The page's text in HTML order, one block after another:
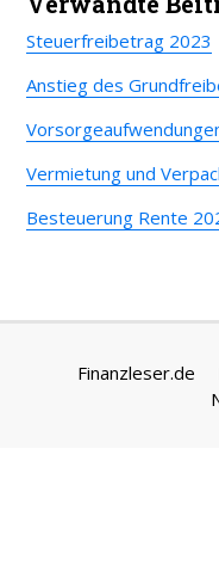
Steuerfreibetrag 2023
Anstieg des
Vermietung und
Besteuerung Rente
Finanzleser.de